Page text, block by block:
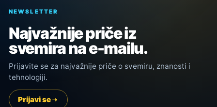
NEWSLETTER
Najvažnije priče iz
svemira na e-mailu.
Prijavite se za najvažnije priče o svemiru, znanosti i
tehnologiji.
Prijavi se